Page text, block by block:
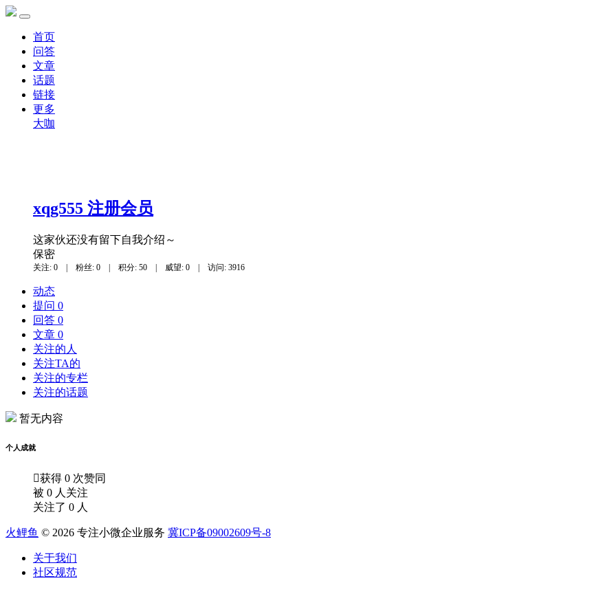
首页
问答
文章
话题
链接
更多
大咖
xqg555 注册会员
这家伙还没有留下自我介绍～
保密
关注: 0 | 粉丝: 0 | 积分: 50 | 威望: 0 | 访问: 3916
动态
提问 0
回答 0
文章 0
关注的人
关注TA的
关注的专栏
关注的话题
暂无内容
个人成就
获得 0 次赞同
被 0 人关注
关注了 0 人
火鲤鱼 © 2026 专注小微企业服务 冀ICP备09002609号-8
关于我们
社区规范